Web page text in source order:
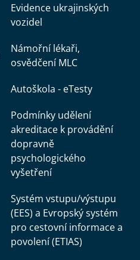
Evidence ukrajinských
vozidel
Námořní lékaři,
osvědčení MLC
Autoškola - eTesty
Podmínky udělení
akreditace k provádění
dopravně
psychologického
vyšetření
Systém vstupu/výstupu
(EES) a Evropský systém
pro cestovní informace a
povolení (ETIAS)